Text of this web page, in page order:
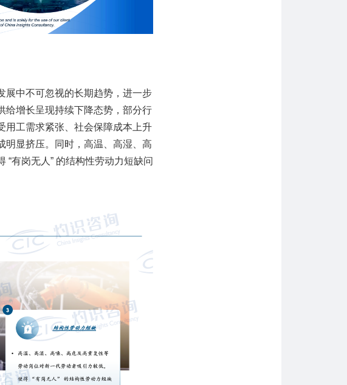
展中不可忽视的长期趋势，进一步
给增长呈现持续下降态势，部分行
用工需求紧张、社会保障成本上升
明显挤压。同时，高温、高湿、高
有岗无人” 的结构性劳动力短缺问